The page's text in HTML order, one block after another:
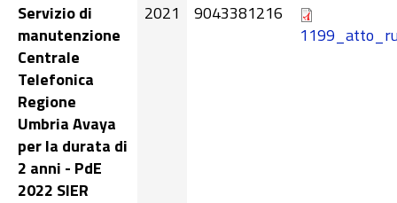
Servizio di
manutenzione
Centrale
Telefonica
Regione
Umbria Avaya
per la durata di
2 anni - PdE
2022 SIER
2021
9043381216